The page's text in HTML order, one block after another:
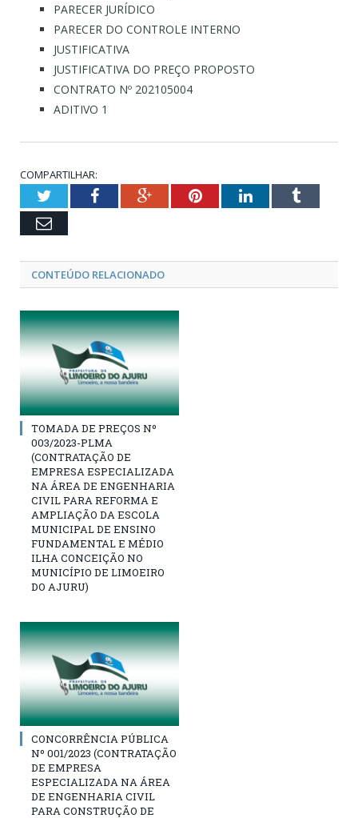
PARECER JURÍDICO
PARECER DO CONTROLE INTERNO
JUSTIFICATIVA
JUSTIFICATIVA DO PREÇO PROPOSTO
CONTRATO Nº 202105004
ADITIVO 1
COMPARTILHAR:
TwitterFacebookGoogle+PinterestLinkedInTumblr
Email
CONTEÚDO RELACIONADO
TOMADA DE PREÇOS Nº
003/2023-PLMA
(CONTRATAÇÃO DE
EMPRESA ESPECIALIZADA
NA ÁREA DE ENGENHARIA
CIVIL PARA REFORMA E
AMPLIAÇÃO DA ESCOLA
MUNICIPAL DE ENSINO
FUNDAMENTAL E MÉDIO
ILHA CONCEIÇÃO NO
MUNICÍPIO DE LIMOEIRO
DO AJURU)
CONCORRÊNCIA PÚBLICA
Nº 001/2023 (CONTRATAÇÃO
DE EMPRESA
ESPECIALIZADA NA ÁREA
DE ENGENHARIA CIVIL
PARA CONSTRUÇÃO DE